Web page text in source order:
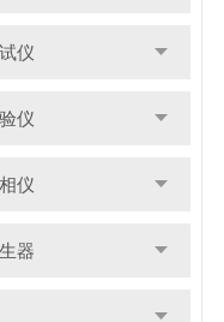
仪
仪
仪
器